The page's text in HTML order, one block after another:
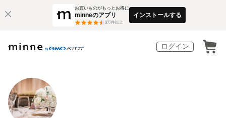
お買いものがもっとお得に
minneのアプリ
3万件以上
インストールする
ログイン